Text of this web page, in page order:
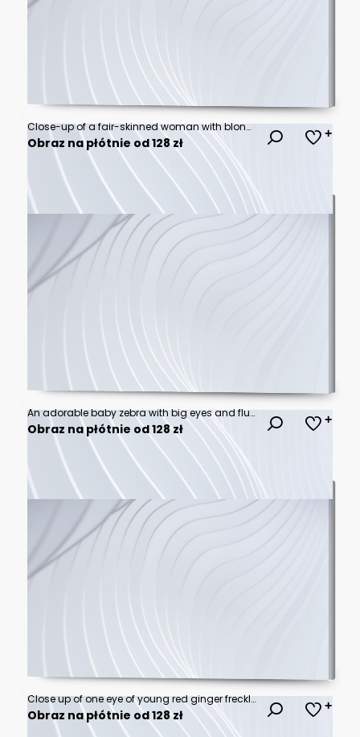
Close-up of a fair-skinned woman with blonde, wavy hair and light eyes
Obraz na płótnie od 128 zł
An adorable baby zebra with big eyes and fluffy mane
Obraz na płótnie od 128 zł
Close up of one eye of young red ginger freckled woman with perfect healthy freckled skin, looking at camera. Ophthalmology, Vision care
Obraz na płótnie od 128 zł